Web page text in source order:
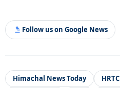
Follow us on Google News
Himachal News Today HRTC